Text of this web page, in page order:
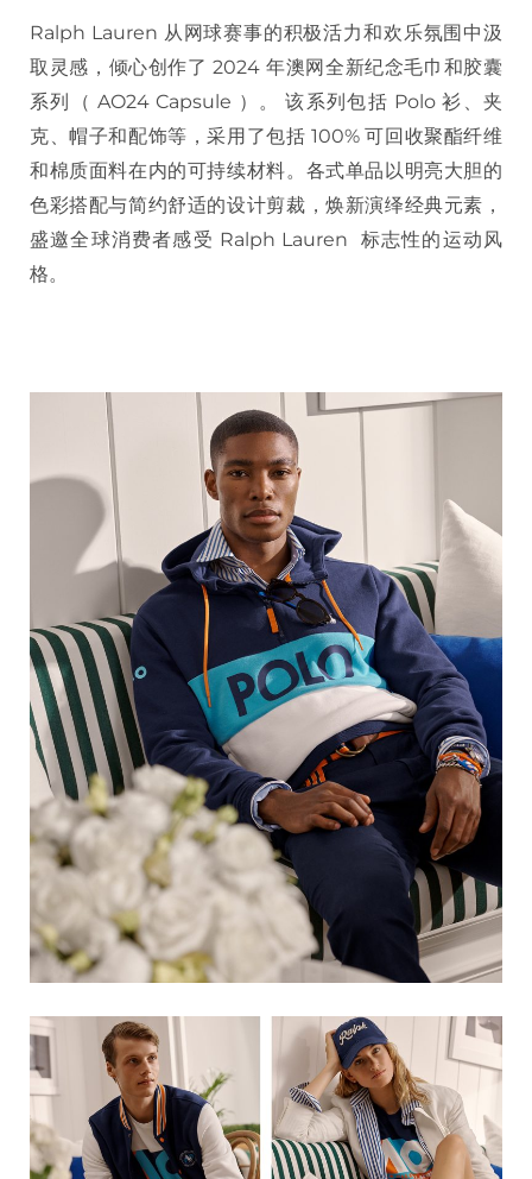
Ralph Lauren 从网球赛事的积极活力和欢乐氛围中汲
取灵感，倾心创作了 2024 年澳网全新纪念毛巾和胶囊
系列（ AO24 Capsule ）。 该系列包括 Polo 衫、夹
克、帽子和配饰等，采用了包括 100% 可回收聚酯纤维
和棉质面料在内的可持续材料。各式单品以明亮大胆的
色彩搭配与简约舒适的设计剪裁，焕新演绎经典元素，
盛邀全球消费者感受 Ralph Lauren 标志性的运动风
格。